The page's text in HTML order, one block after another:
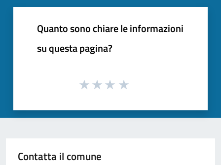
Quanto sono chiare le informazioni
su questa pagina?
Contatta il comune